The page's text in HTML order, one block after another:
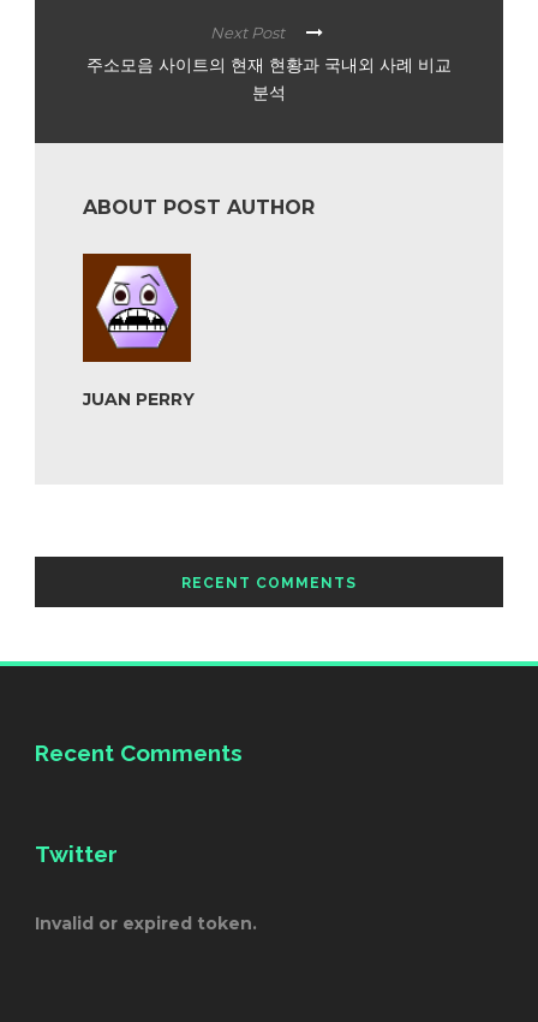
Next Post
주소모음 사이트의 현재 현황과 국내외 사례 비교
분석
ABOUT POST AUTHOR
JUAN PERRY
RECENT COMMENTS
Recent Comments
Twitter
Invalid or expired token.